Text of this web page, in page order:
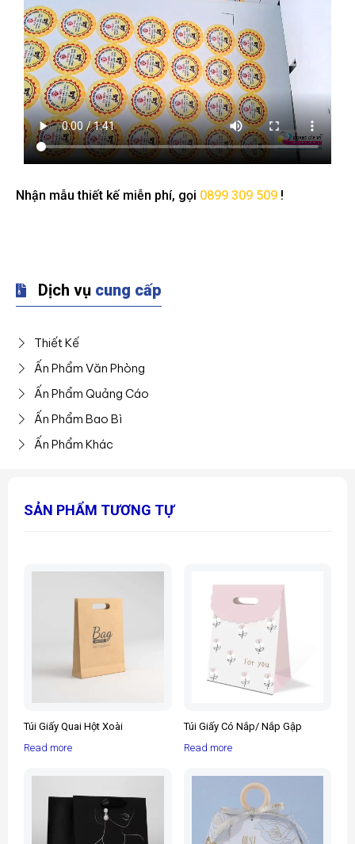
Nhận mẫu thiết kế miễn phí, gọi 0899 309 509 !
Dịch vụ cung cấp
Thiết Kế
Ấn Phẩm Văn Phòng
Ấn Phẩm Quảng Cáo
Ấn Phẩm Bao Bì
Ấn Phẩm Khác
SẢN PHẨM TƯƠNG TỰ
Túi Giấy Quai Hột Xoài
Read more
Túi Giấy Có Nắp/ Nắp Gập
Read more